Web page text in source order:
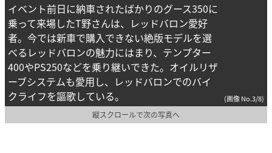
イベント前日に納車されたばかりのグース350に
乗って来場したT野さんは、レッドバロン愛好
者。今では新車で購入できない絶版モデルを選
べるレッドバロンの魅力にはまり、テンプター
400やPS250などを乗り継いできた。オイルリザ
ーブシステムも愛用し、レッドバロンでのバイ
クライフを謳歌している。
(画像 No.3/8)
縦スクロールで次の写真へ